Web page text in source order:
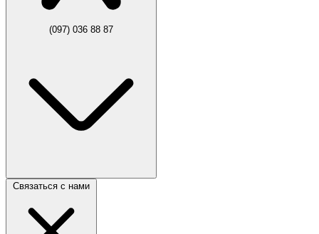
(097) 036 88 87
Связаться с нами